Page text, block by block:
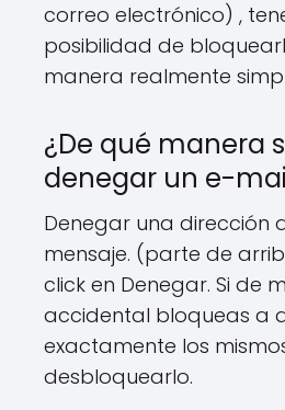
correo electrónico) ,
posibilidad de
manera realmente
¿De qué manera
denegar un e-
Denegar una dirección
mensaje. (parte de
click en Denegar. Si de
accidental bloqueas a
exactamente los
desbloquearlo.